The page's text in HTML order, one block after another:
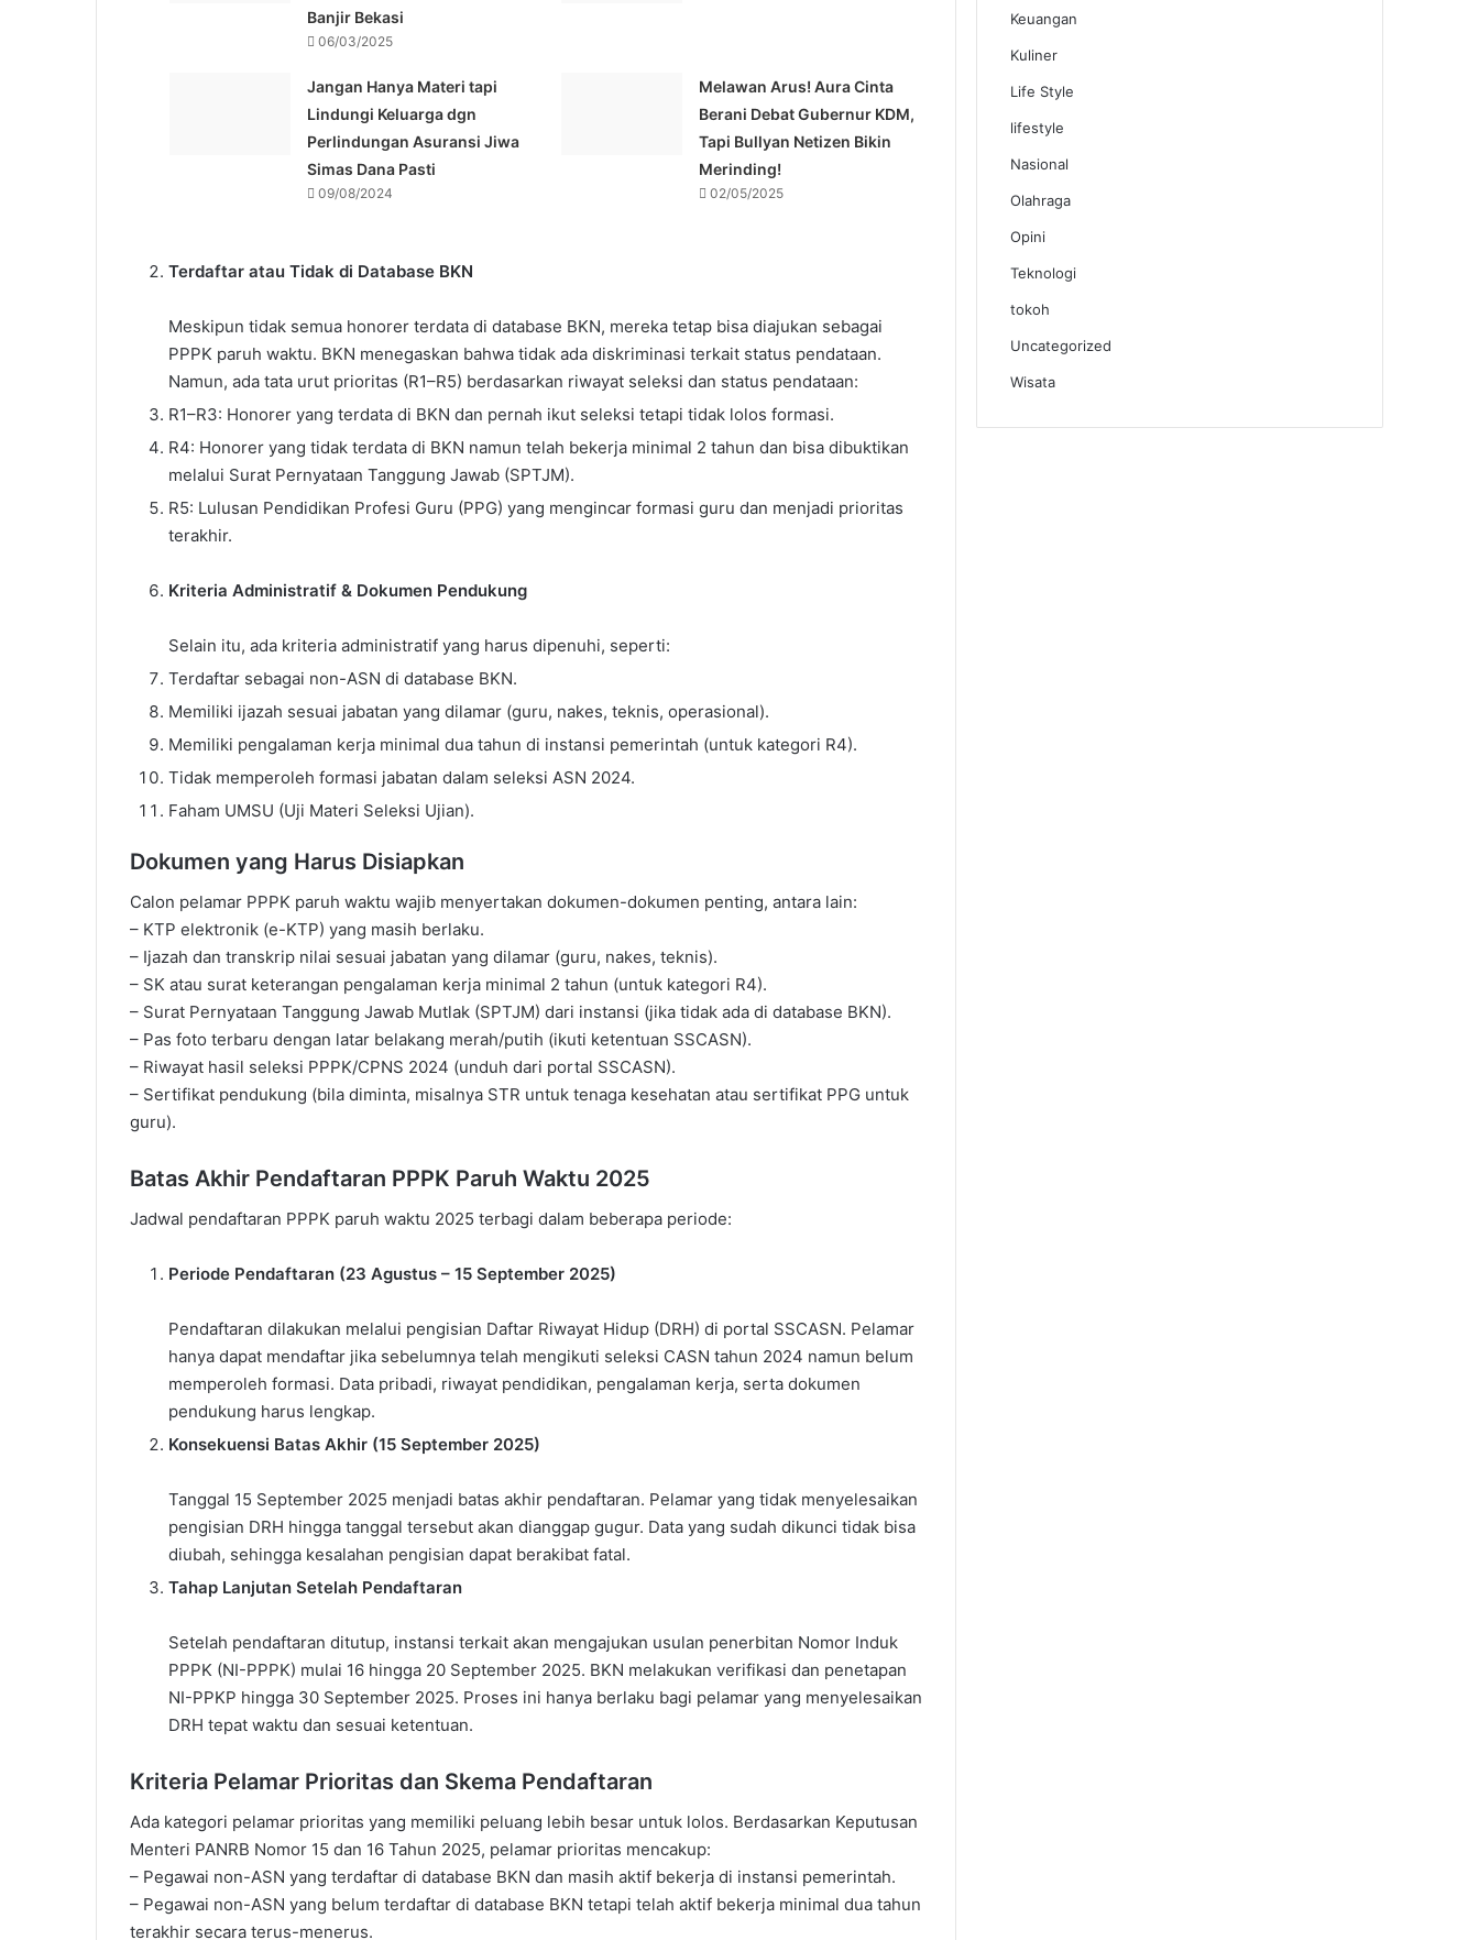
Banjir Bekasi
06/03/2025
Jangan Hanya Materi tapi
Lindungi Keluarga dgn
Perlindungan Asuransi Jiwa
Simas Dana Pasti
09/08/2024
Melawan Arus! Aura Cinta
Berani Debat Gubernur KDM,
Tapi Bullyan Netizen Bikin
Merinding!
02/05/2025
Terdaftar atau Tidak di Database BKN
Meskipun tidak semua honorer terdata di database BKN, mereka tetap bisa diajukan sebagai
PPPK paruh waktu. BKN menegaskan bahwa tidak ada diskriminasi terkait status pendataan.
Namun, ada tata urut prioritas (R1–R5) berdasarkan riwayat seleksi dan status pendataan:
R1–R3: Honorer yang terdata di BKN dan pernah ikut seleksi tetapi tidak lolos formasi.
R4: Honorer yang tidak terdata di BKN namun telah bekerja minimal 2 tahun dan bisa dibuktikan
melalui Surat Pernyataan Tanggung Jawab (SPTJM).
R5: Lulusan Pendidikan Profesi Guru (PPG) yang mengincar formasi guru dan menjadi prioritas
terakhir.
Kriteria Administratif & Dokumen Pendukung
Selain itu, ada kriteria administratif yang harus dipenuhi, seperti:
Terdaftar sebagai non-ASN di database BKN.
Memiliki ijazah sesuai jabatan yang dilamar (guru, nakes, teknis, operasional).
Memiliki pengalaman kerja minimal dua tahun di instansi pemerintah (untuk kategori R4).
Tidak memperoleh formasi jabatan dalam seleksi ASN 2024.
Faham UMSU (Uji Materi Seleksi Ujian).
Dokumen yang Harus Disiapkan
Calon pelamar PPPK paruh waktu wajib menyertakan dokumen-dokumen penting, antara lain:
– KTP elektronik (e-KTP) yang masih berlaku.
– Ijazah dan transkrip nilai sesuai jabatan yang dilamar (guru, nakes, teknis).
– SK atau surat keterangan pengalaman kerja minimal 2 tahun (untuk kategori R4).
– Surat Pernyataan Tanggung Jawab Mutlak (SPTJM) dari instansi (jika tidak ada di database BKN).
– Pas foto terbaru dengan latar belakang merah/putih (ikuti ketentuan SSCASN).
– Riwayat hasil seleksi PPPK/CPNS 2024 (unduh dari portal SSCASN).
– Sertifikat pendukung (bila diminta, misalnya STR untuk tenaga kesehatan atau sertifikat PPG untuk
guru).
Batas Akhir Pendaftaran PPPK Paruh Waktu 2025
Jadwal pendaftaran PPPK paruh waktu 2025 terbagi dalam beberapa periode:
Periode Pendaftaran (23 Agustus – 15 September 2025)
Pendaftaran dilakukan melalui pengisian Daftar Riwayat Hidup (DRH) di portal SSCASN. Pelamar
hanya dapat mendaftar jika sebelumnya telah mengikuti seleksi CASN tahun 2024 namun belum
memperoleh formasi. Data pribadi, riwayat pendidikan, pengalaman kerja, serta dokumen
pendukung harus lengkap.
Konsekuensi Batas Akhir (15 September 2025)
Tanggal 15 September 2025 menjadi batas akhir pendaftaran. Pelamar yang tidak menyelesaikan
pengisian DRH hingga tanggal tersebut akan dianggap gugur. Data yang sudah dikunci tidak bisa
diubah, sehingga kesalahan pengisian dapat berakibat fatal.
Tahap Lanjutan Setelah Pendaftaran
Setelah pendaftaran ditutup, instansi terkait akan mengajukan usulan penerbitan Nomor Induk
PPPK (NI-PPPK) mulai 16 hingga 20 September 2025. BKN melakukan verifikasi dan penetapan
NI-PPKP hingga 30 September 2025. Proses ini hanya berlaku bagi pelamar yang menyelesaikan
DRH tepat waktu dan sesuai ketentuan.
Kriteria Pelamar Prioritas dan Skema Pendaftaran
Ada kategori pelamar prioritas yang memiliki peluang lebih besar untuk lolos. Berdasarkan Keputusan
Menteri PANRB Nomor 15 dan 16 Tahun 2025, pelamar prioritas mencakup:
– Pegawai non-ASN yang terdaftar di database BKN dan masih aktif bekerja di instansi pemerintah.
– Pegawai non-ASN yang belum terdaftar di database BKN tetapi telah aktif bekerja minimal dua tahun
terakhir secara terus-menerus.
Keuangan
Kuliner
Life Style
lifestyle
Nasional
Olahraga
Opini
Teknologi
tokoh
Uncategorized
Wisata